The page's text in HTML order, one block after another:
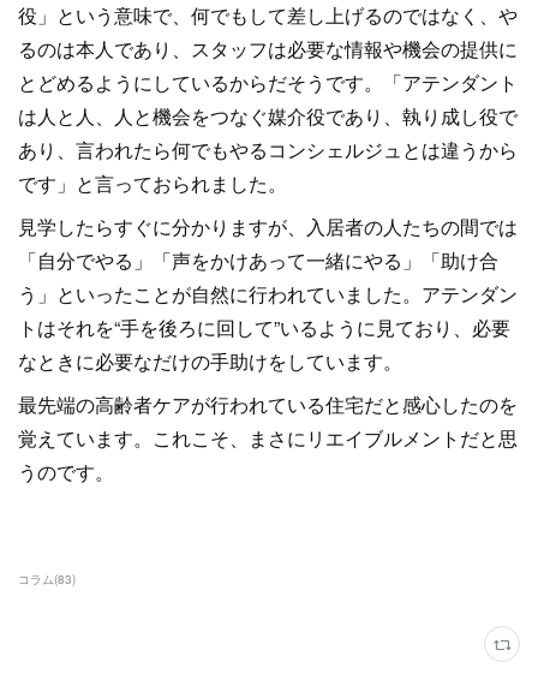
役」という意味で、何でもして差し上げるのではなく、や
るのは本人であり、スタッフは必要な情報や機会の提供に
とどめるようにしているからだそうです。「アテンダント
は人と人、人と機会をつなぐ媒介役であり、執り成し役で
あり、言われたら何でもやるコンシェルジュとは違うから
です」と言っておられました。
見学したらすぐに分かりますが、入居者の人たちの間では
「自分でやる」「声をかけあって一緒にやる」「助け合
う」といったことが自然に行われていました。アテンダン
トはそれを“手を後ろに回して”いるように見ており、必要
なときに必要なだけの手助けをしています。
最先端の高齢者ケアが行われている住宅だと感心したのを
覚えています。これこそ、まさにリエイブルメントだと思
うのです。
コラム(83)